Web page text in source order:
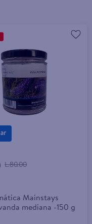
L.80.00
Mainstays
mediana -150 g